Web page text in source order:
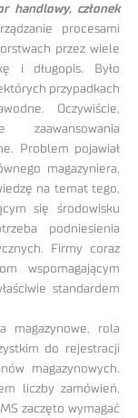
handlowy, członek
procesami
przez wiele
i długopis. Było
przypadkach
Oczywiście,
Problem pojawiał
magazyniera,
na temat tego,
się środowisku
podniesienia
Firmy coraz
wspomagającym
standardem
magazynowe, rola
do rejestracji
magazynowych.
liczby zamówień,
zaczęto wymagać